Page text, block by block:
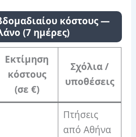
κόστους —
(7 ημέρες)
Εκτίμηση
κόστους
(σε €)
Σχόλια /
υποθέσεις
Πτήσεις
από Αθήνα